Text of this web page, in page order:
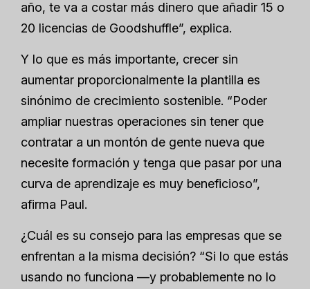
año, te va a costar más dinero que añadir 15 o
20 licencias de Goodshuffle”, explica.
Y lo que es más importante, crecer sin
aumentar proporcionalmente la plantilla es
sinónimo de crecimiento sostenible. “Poder
ampliar nuestras operaciones sin tener que
contratar a un montón de gente nueva que
necesite formación y tenga que pasar por una
curva de aprendizaje es muy beneficioso”,
afirma Paul.
¿Cuál es su consejo para las empresas que se
enfrentan a la misma decisión? “Si lo que estás
usando no funciona —y probablemente no lo